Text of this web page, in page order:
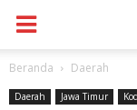
Beranda Daerah
Daerah Jawa Timur